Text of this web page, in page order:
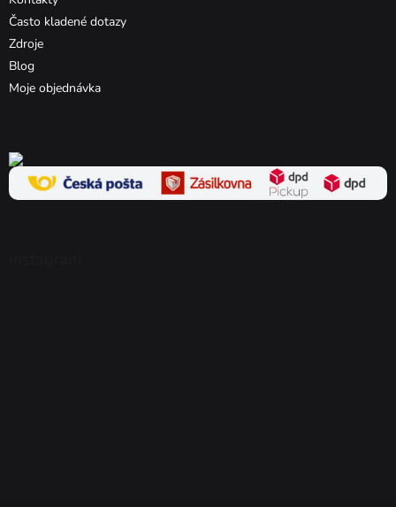
Často kladené dotazy
Zdroje
Blog
Moje objednávka